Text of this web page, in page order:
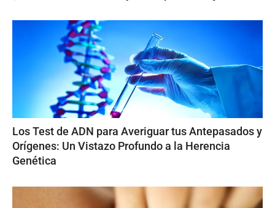
Los Test de ADN para Averiguar tus Antepasados y
Orígenes: Un Vistazo Profundo a la Herencia
Genética